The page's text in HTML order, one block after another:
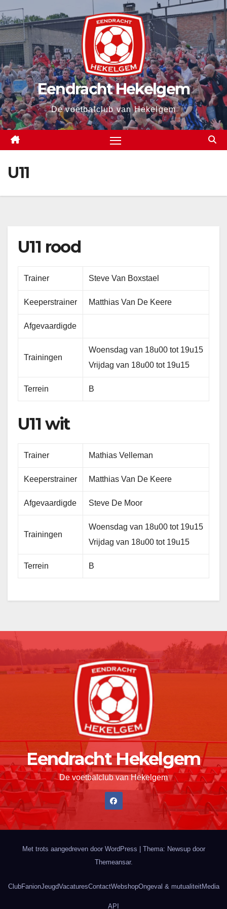
Spring
naar
de
inhoud
Eendracht Hekelgem
De voetbalclub van Hekelgem
U11
U11 rood
Trainer Steve Van Boxstael
Keeperstrainer Matthias Van De Keere
Afgevaardigde
Trainingen
Woensdag van 18u00 tot 19u15
Vrijdag van 18u00 tot 19u15
Terrein B
U11 wit
Trainer Mathias Velleman
Keeperstrainer Matthias Van De Keere
Afgevaardigde Steve De Moor
Trainingen
Woensdag van 18u00 tot 19u15
Vrijdag van 18u00 tot 19u15
Terrein B
Eendracht Hekelgem
De voetbalclub van Hekelgem
Met trots aangedreven door WordPress
Thema: Newsup door
Themeansar.
ClubFanionJeugdVacaturesContactWebshopOngeval & mutualiteitMedia
API